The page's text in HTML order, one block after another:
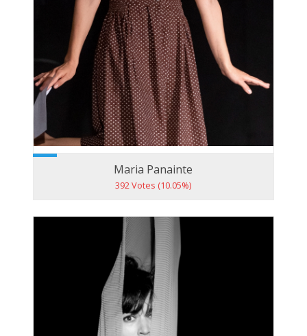
Maria Panainte
392 Votes (10.05%)